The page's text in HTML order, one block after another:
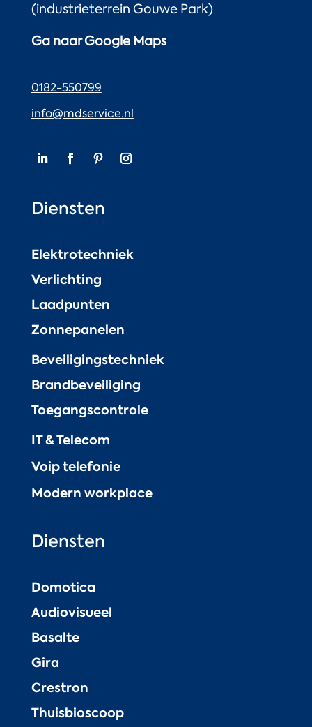
(industrieterrein Gouwe Park)
Ga naar Google Maps
0182-550799
info@mdservice.nl
Diensten
Elektrotechniek
Verlichting
Laadpunten
Zonnepanelen
Beveiligingstechniek
Brandbeveiliging
Toegangscontrole
IT & Telecom
Voip telefonie
Modern workplace
Diensten
Domotica
Audiovisueel
Basalte
Gira
Crestron
Thuisbioscoop